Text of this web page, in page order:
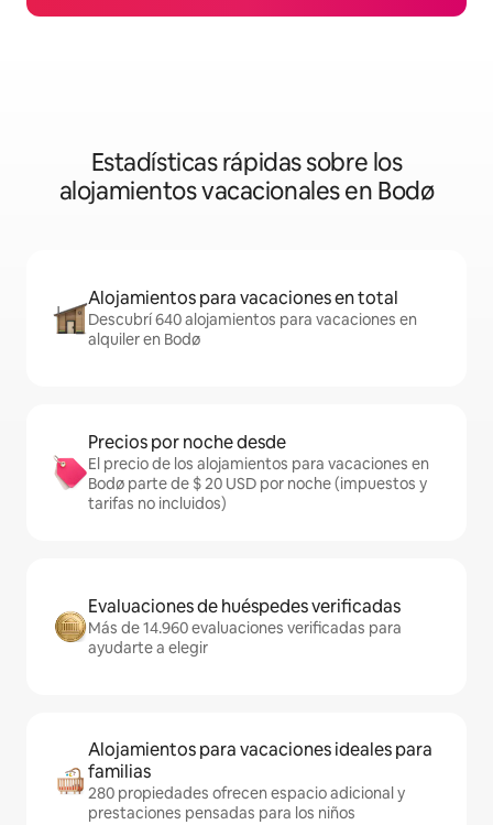
Estadísticas rápidas sobre los
alojamientos vacacionales en Bodø
Alojamientos para vacaciones en total
Descubrí 640 alojamientos para vacaciones en
alquiler en Bodø
Precios por noche desde
El precio de los alojamientos para vacaciones en
Bodø parte de $ 20 USD por noche (impuestos y
tarifas no incluidos)
Evaluaciones de huéspedes verificadas
Más de 14.960 evaluaciones verificadas para
ayudarte a elegir
Alojamientos para vacaciones ideales para
familias
280 propiedades ofrecen espacio adicional y
prestaciones pensadas para los niños